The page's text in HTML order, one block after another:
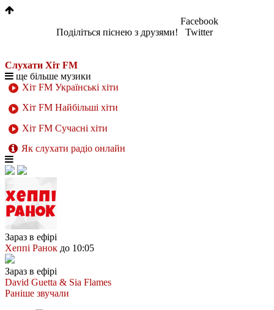
Поділіться піснею з друзями!
Facebook
Twitter
Слухати Хіт FM
ще більше музики
Хіт FM Українські хіти
Хіт FM Найбільші хіти
Хіт FM Сучасні хіти
Як слухати радіо онлайн
Зараз в ефірі
Хеппі Ранок до 10:05
Зараз в ефірі
David Guetta & Sia Flames
Раніше звучали